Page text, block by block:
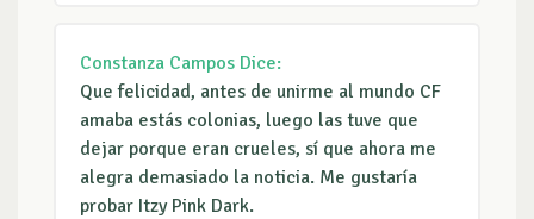
Constanza Campos Dice:
Que felicidad, antes de unirme al mundo CF
amaba estás colonias, luego las tuve que
dejar porque eran crueles, sí que ahora me
alegra demasiado la noticia. Me gustaría
probar Itzy Pink Dark.